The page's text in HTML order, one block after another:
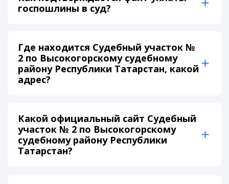
госпошлины в суд?
Где находится Судебный участок №
2 по Высокогорскому судебному
району Республики Татарстан, какой
адрес?
Какой официальный сайт Судебный
участок № 2 по Высокогорскому
судебному району Республики
Татарстан?